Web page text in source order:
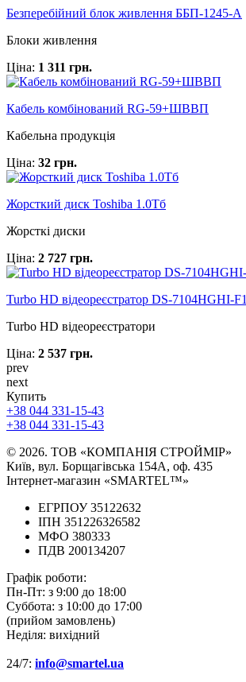
Безперебійний блок живлення ББП-1245-А
Блоки живлення
Ціна: 1 311 грн.
Кабель комбінований RG-59+ШВВП
Кабельна продукція
Ціна: 32 грн.
Жорсткий диск Toshiba 1.0Тб
Жорсткі диски
Ціна: 2 727 грн.
Turbo HD відеореєстратор DS-7104HGHI-F1
Turbo HD відеореєстратори
Ціна: 2 537 грн.
prev
next
Купить
+38 044 331-15-43
+38 044 331-15-43
© 2026. ТОВ «КОМПАНІЯ СТРОЙМІР»
Київ, вул. Борщагівська 154А, оф. 435
Інтернет-магазин «SMARTEL™»
ЕГРПОУ 35122632
ІПН 351226326582
МФО 380333
ПДВ 200134207
Графік роботи:
Пн-Пт: з 9:00 до 18:00
Суббота: з 10:00 до 17:00
(прийом замовлень)
Неділя: вихідний
24/7: info@smartel.ua